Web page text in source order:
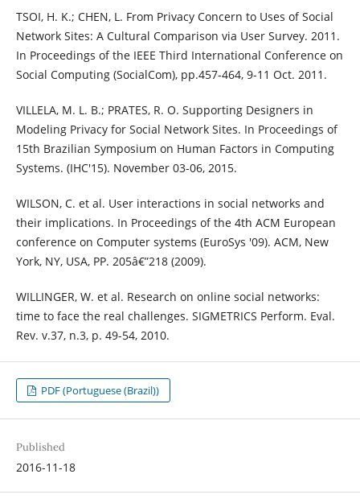
TSOI, H. K.; CHEN, L. From Privacy Concern to Uses of Social
Network Sites: A Cultural Comparison via User Survey. 2011.
In Proceedings of the IEEE Third International Conference on
Social Computing (SocialCom), pp.457-464, 9-11 Oct. 2011.
VILLELA, M. L. B.; PRATES, R. O. Supporting Designers in
Modeling Privacy for Social Network Sites. In Proceedings of
15th Brazilian Symposium on Human Factors in Computing
Systems. (IHC'15). November 03-06, 2015.
WILSON, C. et al. User interactions in social networks and
their implications. In Proceedings of the 4th ACM European
conference on Computer systems (EuroSys '09). ACM, New
York, NY, USA, PP. 205â€”218 (2009).
WILLINGER, W. et al. Research on online social networks:
time to face the real challenges. SIGMETRICS Perform. Eval.
Rev. v.37, n.3, p. 49-54, 2010.
PDF (Portuguese (Brazil))
Published
2016-11-18